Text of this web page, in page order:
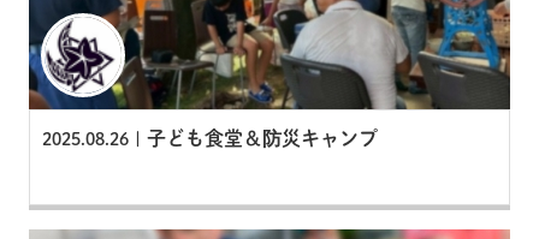
2025.08.26 | 子ども食堂＆防災キャンプ